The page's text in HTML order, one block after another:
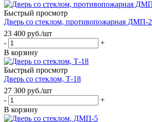
Быстрый просмотр
Дверь со стеклом, противопожарная ДМП-2
23 400 руб./шт
-
+
В корзину
Быстрый просмотр
Дверь со стеклом, Т-18
27 300 руб./шт
-
+
В корзину